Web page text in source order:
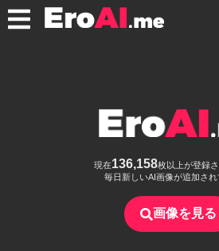
現在136,158枚以上が登録さ
毎日新しいAI画像が追加さ
画像を見る